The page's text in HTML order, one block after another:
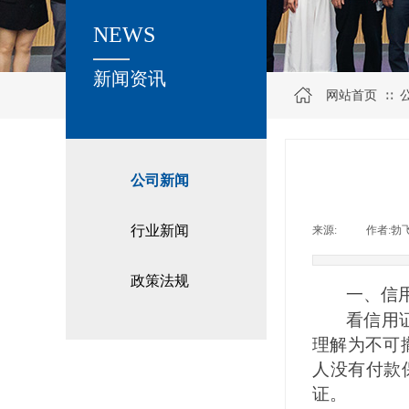
公司新闻
行业新闻
政策法规
关于我们
新闻资讯
NEWS
网站首页 ∷
来源: 作者:勃
一、 信
看信用
理解为不可
人没有付
证。